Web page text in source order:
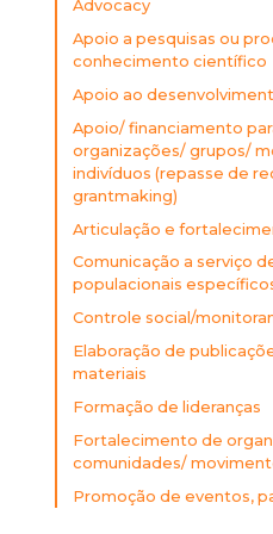
Advocacy
Apoio a pesquisas ou
conhecimento científico
Apoio ao
Apoio/ financiamento
organizações/ grupos/
indivíduos (repasse de
grantmaking)
Articulação e
Comunicação a serviço
populacionais
Controle social/
Elaboração de
materiais
Formação de lideranças
Fortalecimento de
comunidades/
Promoção de eventos,